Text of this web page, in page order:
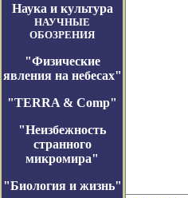
Наука и культура
НАУЧНЫЕ
ОБОЗРЕНИЯ
"Физические
явления на небесах"
"TERRA & Comp"
"Неизбежность
странного
микромира"
"Биология и жизнь"